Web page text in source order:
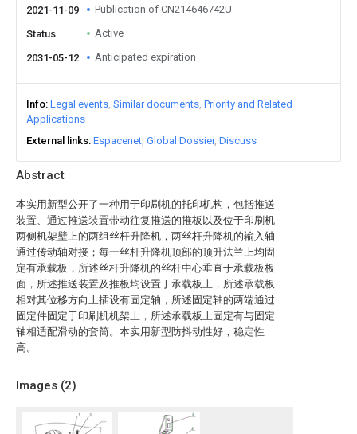
Abstract
本实用新型公开了一种用于印刷机的托印机构，包括推送
装置、通过推送装置带动往复推送的推板以及位于印刷机
两侧机架壁上的两组丝杆升降机，两丝杆升降机的输入轴
通过传动轴对接；每一丝杆升降机顶部的顶升法兰上均固
定有承载板，所述丝杆升降机的丝杆中心垂直于承载板板
面，所述推送装置及推板均设置于承载板上，所述承载板
相对其位移方向上插设有固定轴，所述固定轴的两端通过
固定件固定于印刷机机架上，所述承载板上固定有与固定
轴相适配滑动的套筒。本实用新型防抖动性好，稳定性
高。
Images (2)
2021-11-09 Publication of CN214646742U
Status Active
2031-05-12 Anticipated expiration
Info Legal events Similar documents Priority and Related
Applications
External links Espacenet Global Dossier Discuss